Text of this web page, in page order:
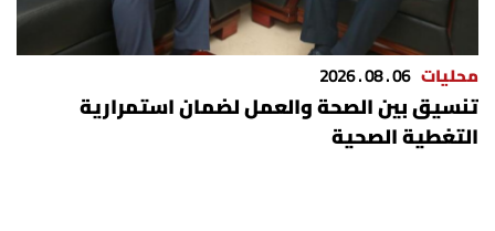
محليات 06 . 08 . 2026
تنسيق بين الصحة والعمل لضمان استمرارية
التغطية الصحية